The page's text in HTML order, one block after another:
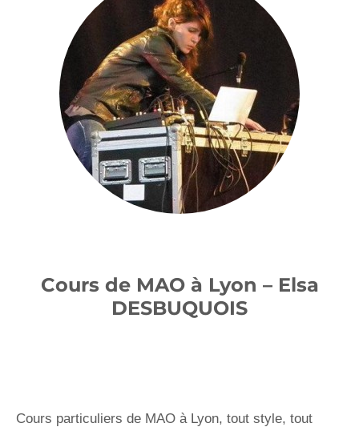
Cours de MAO à Lyon – Elsa
DESBUQUOIS
Cours particuliers de MAO à Lyon, tout style, tout